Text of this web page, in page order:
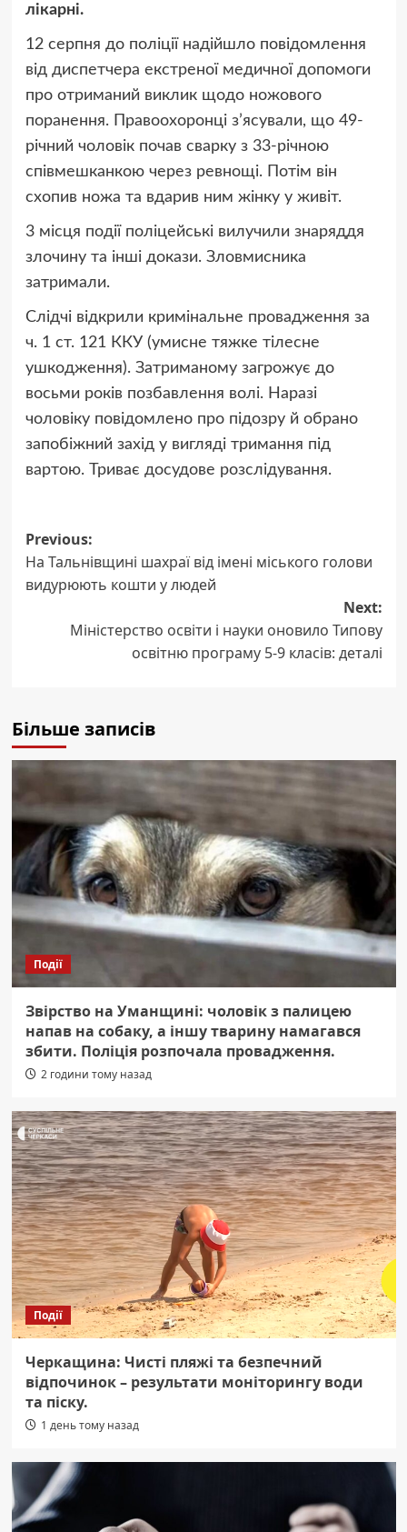
лікарні.
12 серпня до поліції надійшло повідомлення
від диспетчера екстреної медичної допомоги
про отриманий виклик щодо ножового
поранення. Правоохоронці з’ясували, що 49-
річний чоловік почав сварку з 33-річною
співмешканкою через ревнощі. Потім він
схопив ножа та вдарив ним жінку у живіт.
3 місця події поліцейські вилучили знаряддя
злочину та інші докази. Зловмисника
затримали.
Слідчі відкрили кримінальне провадження за
ч. 1 ст. 121 ККУ (умисне тяжке тілесне
ушкодження). Затриманому загрожує до
восьми років позбавлення волі. Наразі
чоловіку повідомлено про підозру й обрано
запобіжний захід у вигляді тримання під
вартою. Триває досудове розслідування.
Post
navigation
Previous:
На Тальнівщині шахраї від імені міського голови
видурюють кошти у людей
Next:
Міністерство освіти і науки оновило Типову
освітню програму 5-9 класів: деталі
Більше записів
Події
Звірство на Уманщині: чоловік з палицею
напав на собаку, а іншу тварину намагався
збити. Поліція розпочала провадження.
2 години тому назад
Події
Черкащина: Чисті пляжі та безпечний
відпочинок – результати моніторингу води
та піску.
1 день тому назад